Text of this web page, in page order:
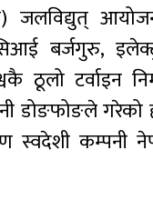
जलविद्युत्
बर्जगुरु,
ठूलो टर्वाइन
डोङफोङले गरेको
स्वदेशी कम्पनी